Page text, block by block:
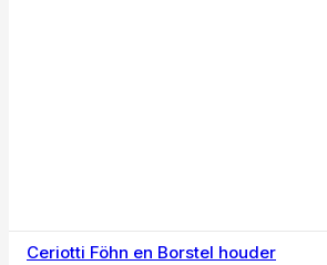
Ceriotti Föhn en Borstel houder